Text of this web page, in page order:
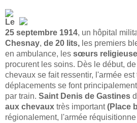
Le
25 septembre 1914, un hôpital
Chesnay, de 20 lits, les premiers
en ambulance, les sœurs
procurent les soins. Dès le début,
chevaux se fait ressentir, l'armée
déplacements se font
par train. Saint Denis de Gastines
aux chevaux très important(Place
régionalement, l'armée